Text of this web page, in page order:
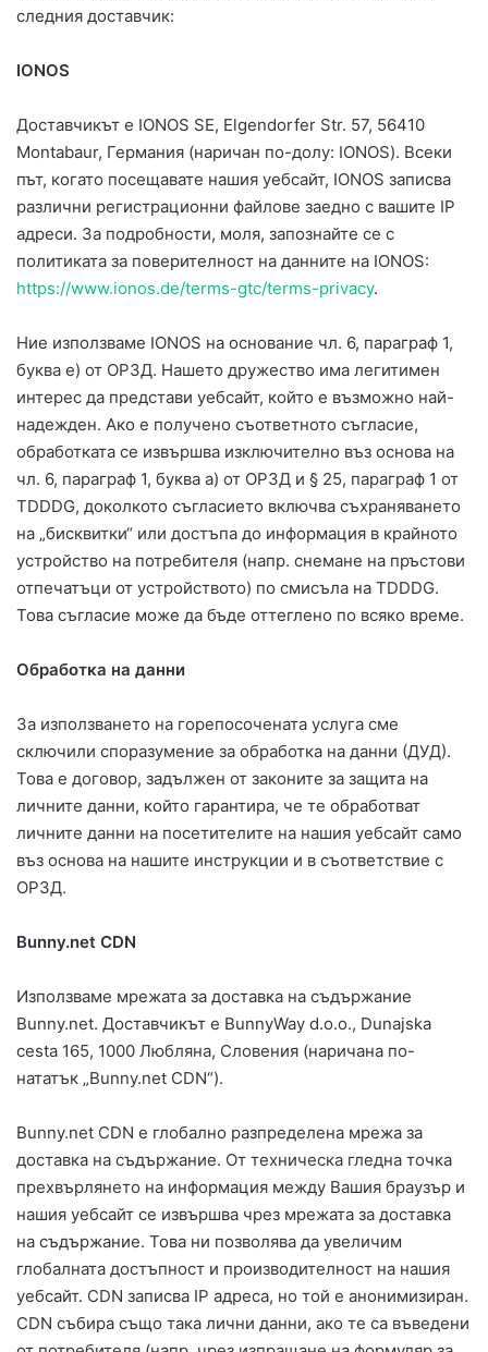
следния доставчик:
IONOS
Доставчикът е IONOS SE, Elgendorfer Str. 57, 56410
Montabaur, Германия (наричан по-долу: IONOS). Всеки
път, когато посещавате нашия уебсайт, IONOS записва
различни регистрационни файлове заедно с вашите IP
адреси. За подробности, моля, запознайте се с
политиката за поверителност на данните на IONOS:
https://www.ionos.de/terms-gtc/terms-privacy.
Ние използваме IONOS на основание чл. 6, параграф 1,
буква е) от ОРЗД. Нашето дружество има легитимен
интерес да представи уебсайт, който е възможно най-
надежден. Ако е получено съответното съгласие,
обработката се извършва изключително въз основа на
чл. 6, параграф 1, буква а) от ОРЗД и § 25, параграф 1 от
TDDDG, доколкото съгласието включва съхраняването
на „бисквитки“ или достъпа до информация в крайното
устройство на потребителя (напр. снемане на пръстови
отпечатъци от устройството) по смисъла на TDDDG.
Това съгласие може да бъде оттеглено по всяко време.
Обработка на данни
За използването на горепосочената услуга сме
сключили споразумение за обработка на данни (ДУД).
Това е договор, задължен от законите за защита на
личните данни, който гарантира, че те обработват
личните данни на посетителите на нашия уебсайт само
въз основа на нашите инструкции и в съответствие с
ОРЗД.
Bunny.net CDN
Използваме мрежата за доставка на съдържание
Bunny.net. Доставчикът е BunnyWay d.o.o., Dunajska
cesta 165, 1000 Любляна, Словения (наричана по-
нататък „Bunny.net CDN“).
Bunny.net CDN е глобално разпределена мрежа за
доставка на съдържание. От техническа гледна точка
прехвърлянето на информация между Вашия браузър и
нашия уебсайт се извършва чрез мрежата за доставка
на съдържание. Това ни позволява да увеличим
глобалната достъпност и производителност на нашия
уебсайт. CDN записва IP адреса, но той е анонимизиран.
CDN събира също така лични данни, ако те са въведени